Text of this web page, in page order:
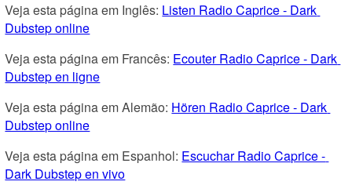
Veja esta página em Inglês: Listen Radio Caprice - Dark
Dubstep online
Veja esta página em Francês: Ecouter Radio Caprice - Dark
Dubstep en ligne
Veja esta página em Alemão: Hören Radio Caprice - Dark
Dubstep online
Veja esta página em Espanhol: Escuchar Radio Caprice -
Dark Dubstep en vivo